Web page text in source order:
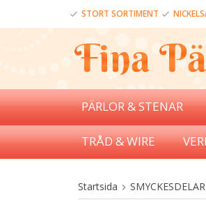
STORT SORTIMENT
PÄRLOR & STENAR
TRÅD & WIRE
Startsida SMYCKESDELAR